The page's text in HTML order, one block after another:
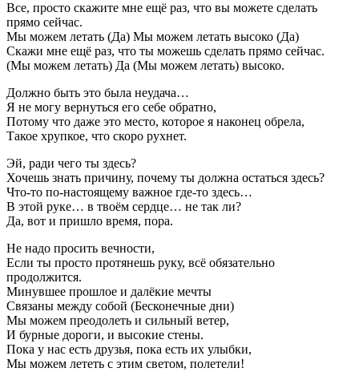
Все, просто скажите мне ещё раз, что вы можете сделать
прямо сейчас.
Мы можем летать (Да) Мы можем летать высоко (Да)
Скажи мне ещё раз, что ты можешь сделать прямо сейчас.
(Мы можем летать) Да (Мы можем летать) высоко.
Должно быть это была неудача…
Я не могу вернуться его себе обратно,
Потому что даже это место, которое я наконец обрела,
Такое хрупкое, что скоро рухнет.
Эй, ради чего ты здесь?
Хочешь знать причину, почему ты должна остаться здесь?
Что-то по-настоящему важное где-то здесь…
В этой руке… в твоём сердце… не так ли?
Да, вот и пришло время, пора.
Не надо просить вечности,
Если ты просто протянешь руку, всё обязательно
продолжится.
Минувшее прошлое и далёкие мечты
Связаны между собой (Бесконечные дни)
Мы можем преодолеть и сильный ветер,
И бурные дороги, и высокие стены.
Пока у нас есть друзья, пока есть их улыбки,
Мы можем лететь с этим светом, полетели!